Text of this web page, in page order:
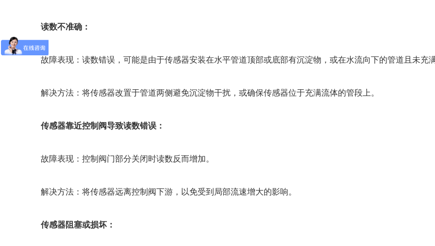
读数不准确：
故障表现：读数错误，可能是由于传感器安装在水平管道顶部或底部有沉淀物，或在水流向下的管道且未充满
解决方法：将传感器改置于管道两侧避免沉淀物干扰，或确保传感器位于充满流体的管段上。
传感器靠近控制阀导致读数错误：
故障表现：控制阀门部分关闭时读数反而增加。
解决方法：将传感器远离控制阀下游，以免受到局部流速增大的影响。
传感器阻塞或损坏：